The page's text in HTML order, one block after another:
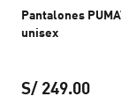
Pantalones
unisex
S/ 249.00